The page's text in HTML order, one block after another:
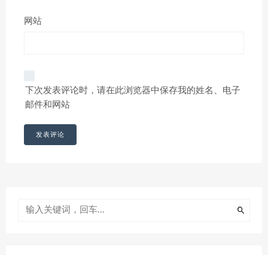
网站
下次发表评论时，请在此浏览器中保存我的姓名、电子
邮件和网站